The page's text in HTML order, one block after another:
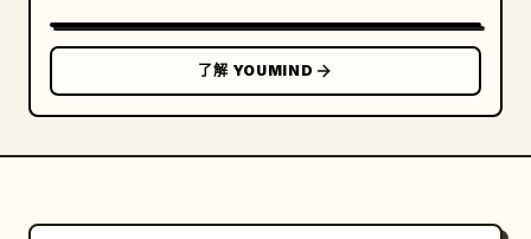
了解 YOUMIND